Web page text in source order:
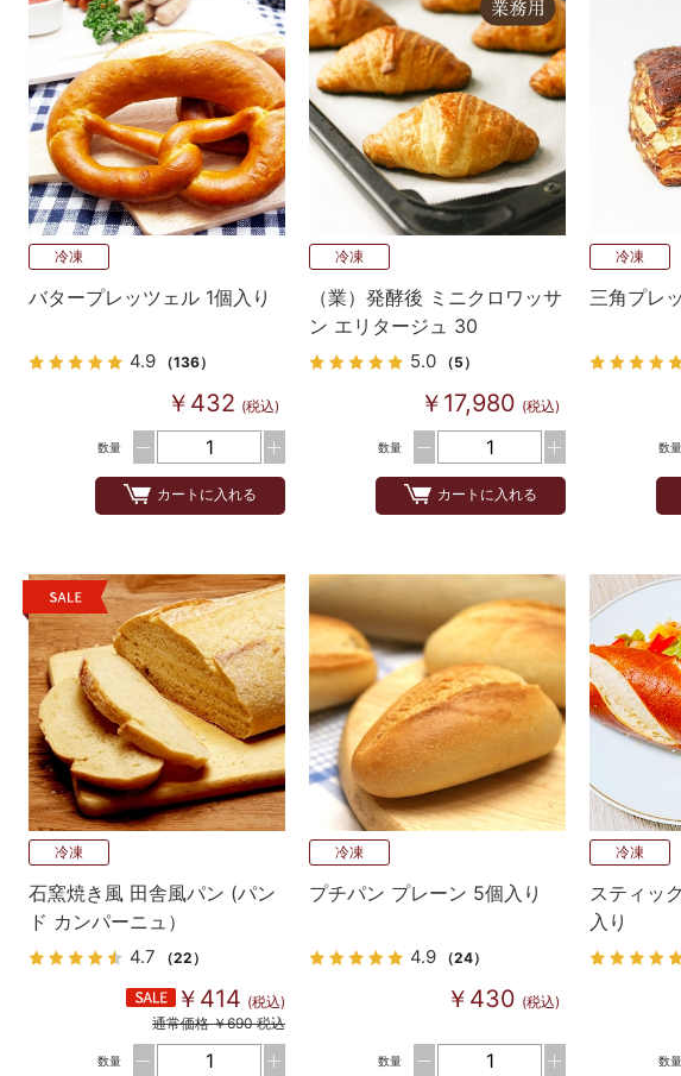
冷凍
バタープレッツェル 1個入り
4.9 （136）
￥432 (税込)
数量
カートに入れる
冷凍
（業）発酵後 ミニクロワッサ
ン エリタージュ 30
5.0 （5）
￥17,980 (税込)
数量
カートに入れる
冷凍
三角プレ
数量
冷凍
石窯焼き風 田舎風パン (パン
ド カンパーニュ）
4.7 （22）
￥414 (税込)
通常価格 ￥690 税込
数量
冷凍
プチパン プレーン 5個入り
4.9 （24）
￥430 (税込)
数量
冷凍
スティッ
入り
数量